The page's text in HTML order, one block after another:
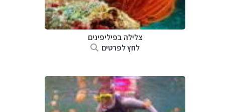
צלילה בפיליפינים
לחץ לפרטים